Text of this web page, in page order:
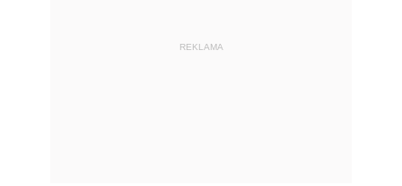
REKLAMA